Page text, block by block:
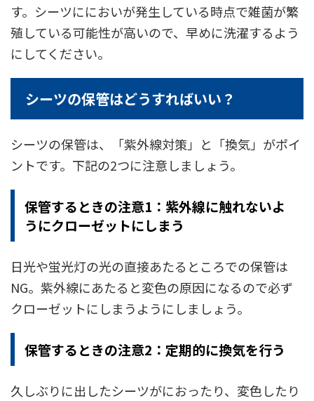
す。シーツににおいが発生している時点で雑菌が繁
殖している可能性が高いので、早めに洗濯するよう
にしてください。
シーツの保管はどうすればいい？
シーツの保管は、「紫外線対策」と「換気」がポイ
ントです。下記の2つに注意しましょう。
保管するときの注意1：紫外線に触れないよ
うにクローゼットにしまう
日光や蛍光灯の光の直接あたるところでの保管は
NG。紫外線にあたると変色の原因になるので必ず
クローゼットにしまうようにしましょう。
保管するときの注意2：定期的に換気を行う
久しぶりに出したシーツがにおったり、変色したり